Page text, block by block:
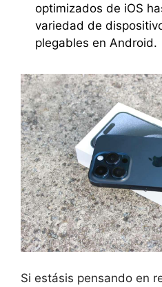
optimizados de iOS
variedad de
plegables en Android.
Si estásis pensando en